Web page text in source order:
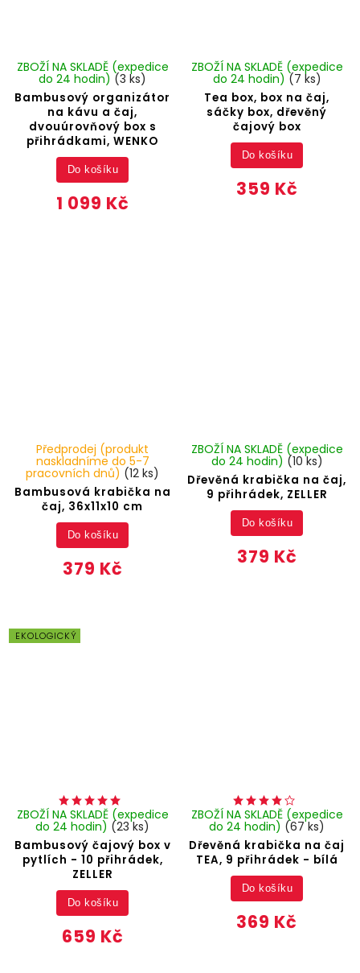
Bambusový organizátor
na kávu a čaj,
dvouúrovňový box s
přihrádkami, WENKO
ZBOŽÍ NA SKLADĚ (expedice
do 24 hodin) (3 ks)
1 099 Kč
Do košíku
Tea box, box na čaj,
sáčky box, dřevěný
čajový box
ZBOŽÍ NA SKLADĚ (expedice
do 24 hodin) (7 ks)
359 Kč
Do košíku
Bambusová krabička na
čaj, 36x11x10 cm
Předprodej (produkt
naskladníme do 5-7
pracovních dnů) (12 ks)
379 Kč
Do košíku
Dřevěná krabička na čaj,
9 přihrádek, ZELLER
ZBOŽÍ NA SKLADĚ (expedice
do 24 hodin) (10 ks)
379 Kč
Do košíku
EKOLOGICKÝ
Bambusový čajový box v
pytlích - 10 přihrádek,
ZELLER
ZBOŽÍ NA SKLADĚ (expedice
do 24 hodin) (23 ks)
659 Kč
Do košíku
Dřevěná krabička na čaj
TEA, 9 přihrádek - bílá
ZBOŽÍ NA SKLADĚ (expedice
do 24 hodin) (67 ks)
369 Kč
Do košíku